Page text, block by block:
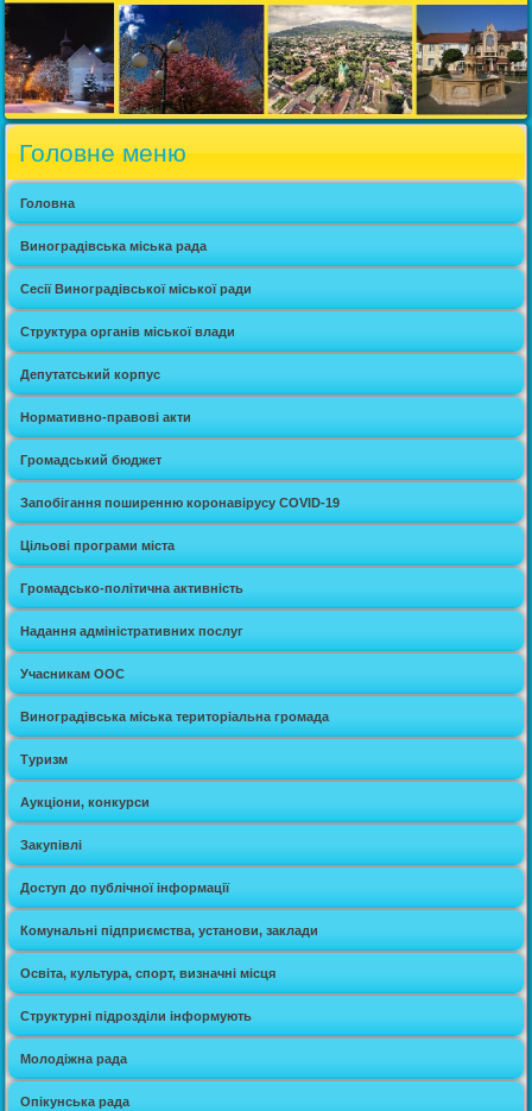
Головне меню
Головна
Виноградівська міська рада
Сесії Виноградівської міської ради
Структура органів міської влади
Депутатський корпус
Нормативно-правові акти
Громадський бюджет
Запобігання поширенню коронавірусу COVID-19
Цільові програми міста
Громадсько-політична активність
Надання адміністративних послуг
Учасникам ООС
Виноградівська міська територіальна громада
Туризм
Аукціони, конкурси
Закупівлі
Доступ до публічної інформації
Комунальні підприємства, установи, заклади
Освіта, культура, спорт, визначні місця
Структурні підрозділи інформують
Молодіжна рада
Опікунська рада